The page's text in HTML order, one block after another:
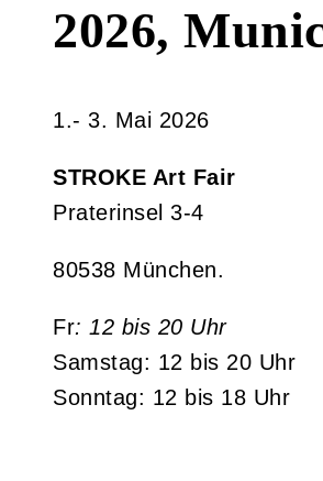
2026,
1.- 3. Mai 2026
STROKE Art Fair
Praterinsel 3-4
80538 München.
Fr: 12 bis 20 Uhr
Samstag: 12 bis 20 Uhr
Sonntag: 12 bis 18 Uhr